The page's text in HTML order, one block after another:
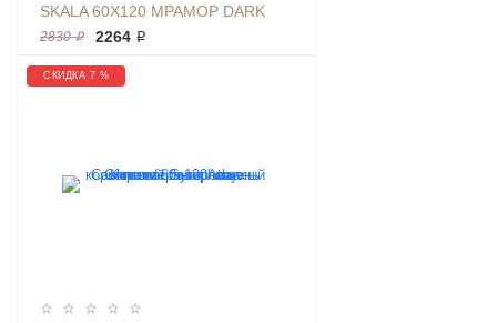
SKALA 60Х120 МРАМОР DARK
GREY | ФОН K-
2203/MR/600X1200X11
2830 ₽ 2264 ₽
СКИДКА 7 %